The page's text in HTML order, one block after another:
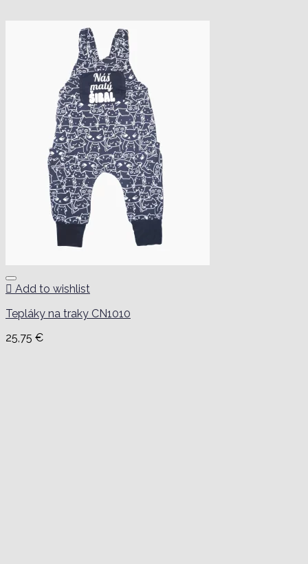
Add to wishlist
Tepláky na traky CN1010
25,75 €